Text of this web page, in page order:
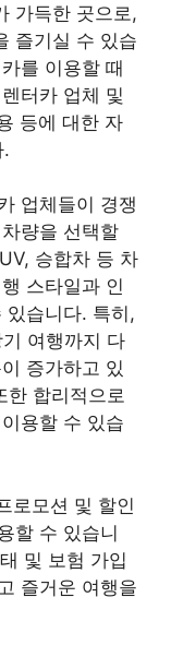
가득한 곳으로,
즐기실 수 있습
를 이용할 때
터카 업체 및
등에 대한 자
.
업체들이 경쟁
량을 선택할
승합차 등 차
스타일과 인
있습니다. 특히,
여행까지 다
증가하고 있
한 합리적으로
용할 수 있습
로모션 및 할인
할 수 있습니
및 보험 가입
즐거운 여행을